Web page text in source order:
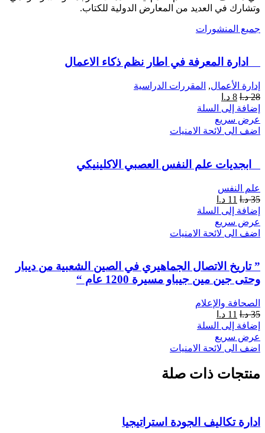
وتشارك في العديد من المعارض الدولية للكتاب.
جميع المنشورات
ادارة المعرفة في اطار نظم ذكاء الاعمال
إدارة الأعمال, المقررات الدراسية
28 د.ا 8 د.ا
إضافة إلى السلة
عرض سريع
اضف الى لائحة الامنيات
ابجديات علم النفس العصبي الاكلينيكي
علم النفس
35 د.ا 11 د.ا
إضافة إلى السلة
عرض سريع
اضف الى لائحة الامنيات
” تاريخ الاتصال الجماهيري في الصين الشعبية من ديبار
وحتى جين مين جيباو مسيرة 1200 عام “
الصحافة والإعلام
35 د.ا 11 د.ا
إضافة إلى السلة
عرض سريع
اضف الى لائحة الامنيات
منتجات ذات صلة
ادارة تكاليف الجودة استراتيجيا